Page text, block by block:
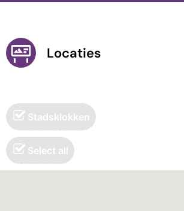
Locaties
Stadsklokken
Select all